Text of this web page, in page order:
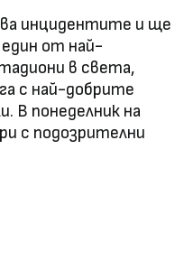
инцидентите и ще
от най-
в света,
с най-добрите
В понеделник на
с подозрителни